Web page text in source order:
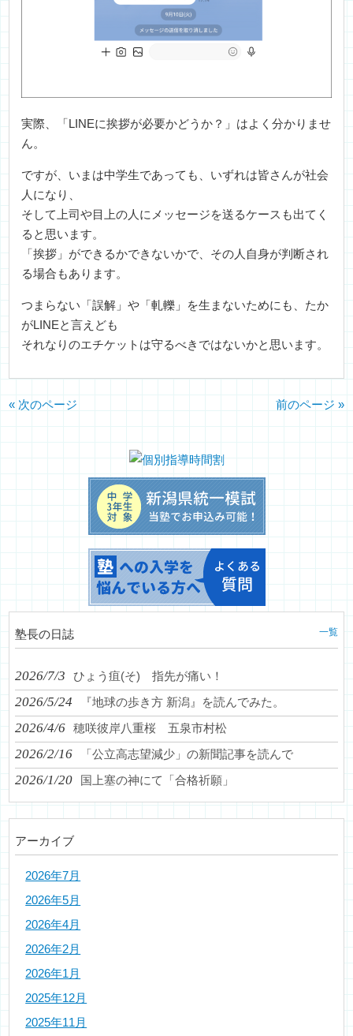
実際、「LINEに挨拶が必要かどうか？」はよく分かりませ
ん。
ですが、いまは中学生であっても、いずれは皆さんが社会
人になり、
そして上司や目上の人にメッセージを送るケースも出てく
ると思います。
「挨拶」ができるかできないかで、その人自身が判断され
る場合もあります。
つまらない「誤解」や「軋轢」を生まないためにも、たか
がLINEと言えども
それなりのエチケットは守るべきではないかと思います。
« 次のページ 前のページ »
塾長の日誌 一覧
2026/7/3 ひょう疽(そ) 指先が痛い！
2026/5/24 『地球の歩き方 新潟』を読んでみた。
2026/4/6 穂咲彼岸八重桜 五泉市村松
2026/2/16 「公立高志望減少」の新聞記事を読んで
2026/1/20 国上塞の神にて「合格祈願」
アーカイブ
2026年7月
2026年5月
2026年4月
2026年2月
2026年1月
2025年12月
2025年11月